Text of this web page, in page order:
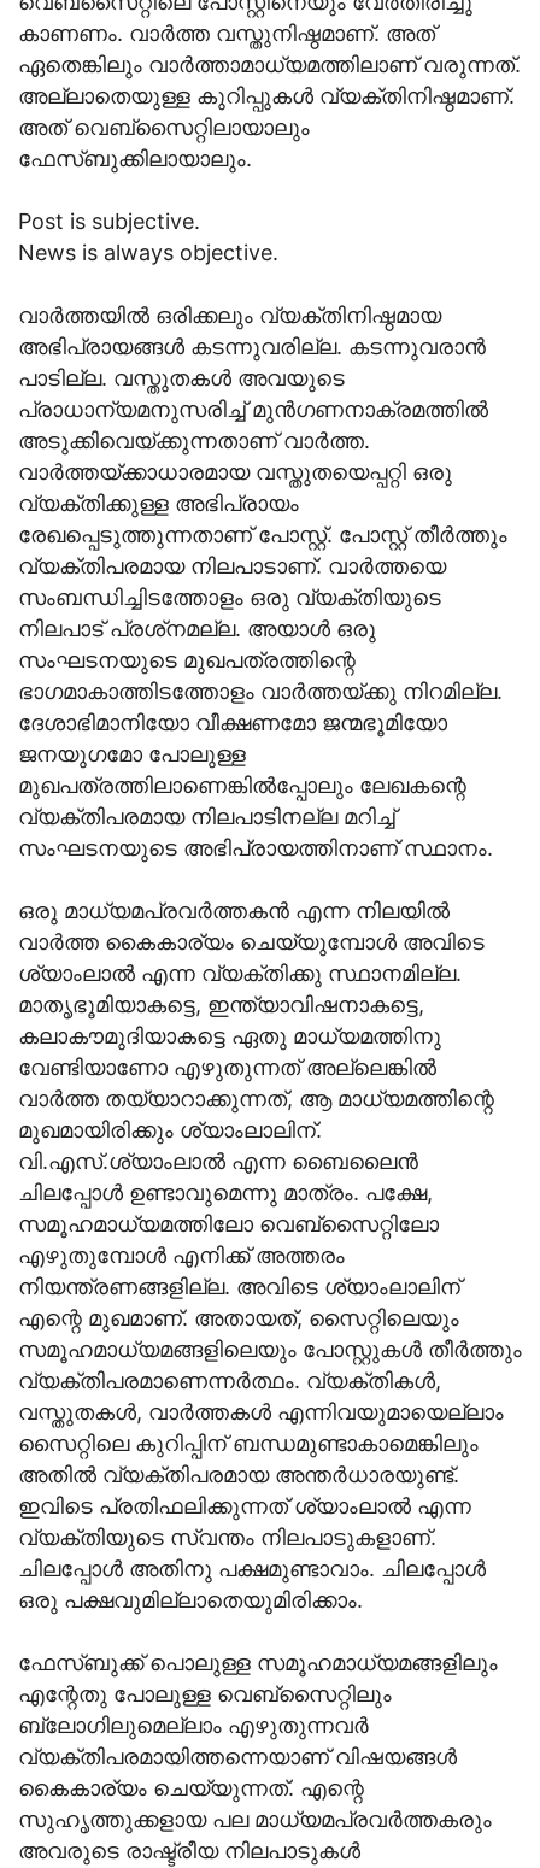
കാണണം. വാര്‍ത്ത വസ്തുനിഷ്ഠമാണ്. അത്
ഏതെങ്കിലും വാര്‍ത്താമാധ്യമത്തിലാണ് വരുന്നത്.
അല്ലാതെയുള്ള കുറിപ്പുകള്‍ വ്യക്തിനിഷ്ഠമാണ്.
അത് വെബ്‌സൈറ്റിലായാലും
ഫേസ്ബുക്കിലായാലും.
Post is subjective.
News is always objective.
വാര്‍ത്തയില്‍ ഒരിക്കലും വ്യക്തിനിഷ്ഠമായ
അഭിപ്രായങ്ങള്‍ കടന്നുവരില്ല. കടന്നുവരാന്‍
പാടില്ല. വസ്തുതകള്‍ അവയുടെ
പ്രാധാന്യമനുസരിച്ച് മുന്‍ഗണനാക്രമത്തില്‍
അടുക്കിവെയ്ക്കുന്നതാണ് വാര്‍ത്ത.
വാര്‍ത്തയ്ക്കാധാരമായ വസ്തുതയെപ്പറ്റി ഒരു
വ്യക്തിക്കുള്ള അഭിപ്രായം
രേഖപ്പെടുത്തുന്നതാണ് പോസ്റ്റ്. പോസ്റ്റ് തീര്‍ത്തും
വ്യക്തിപരമായ നിലപാടാണ്. വാര്‍ത്തയെ
സംബന്ധിച്ചിടത്തോളം ഒരു വ്യക്തിയുടെ
നിലപാട് പ്രശ്‌നമല്ല. അയാള്‍ ഒരു
സംഘടനയുടെ മുഖപത്രത്തിന്റെ
ഭാഗമാകാത്തിടത്തോളം വാര്‍ത്തയ്ക്കു നിറമില്ല.
ദേശാഭിമാനിയോ വീക്ഷണമോ ജന്മഭൂമിയോ
ജനയുഗമോ പോലുള്ള
മുഖപത്രത്തിലാണെങ്കില്‍പ്പോലും ലേഖകന്റെ
വ്യക്തിപരമായ നിലപാടിനല്ല മറിച്ച്
സംഘടനയുടെ അഭിപ്രായത്തിനാണ് സ്ഥാനം.
ഒരു മാധ്യമപ്രവര്‍ത്തകന്‍ എന്ന നിലയില്‍
വാര്‍ത്ത കൈകാര്യം ചെയ്യുമ്പോള്‍ അവിടെ
ശ്യാംലാല്‍ എന്ന വ്യക്തിക്കു സ്ഥാനമില്ല.
മാതൃഭൂമിയാകട്ടെ, ഇന്ത്യാവിഷനാകട്ടെ,
കലാകൗമുദിയാകട്ടെ ഏതു മാധ്യമത്തിനു
വേണ്ടിയാണോ എഴുതുന്നത് അല്ലെങ്കില്‍
വാര്‍ത്ത തയ്യാറാക്കുന്നത്, ആ മാധ്യമത്തിന്റെ
മുഖമായിരിക്കും ശ്യാംലാലിന്.
വി.എസ്.ശ്യാംലാല്‍ എന്ന ബൈലൈന്‍
ചിലപ്പോള്‍ ഉണ്ടാവുമെന്നു മാത്രം. പക്ഷേ,
സമൂഹമാധ്യമത്തിലോ വെബ്സൈറ്റിലോ
എഴുതുമ്പോള്‍ എനിക്ക് അത്തരം
നിയന്ത്രണങ്ങളില്ല. അവിടെ ശ്യാംലാലിന്
എന്റെ മുഖമാണ്. അതായത്, സൈറ്റിലെയും
സമൂഹമാധ്യമങ്ങളിലെയും പോസ്റ്റുകള്‍ തീര്‍ത്തും
വ്യക്തിപരമാണെന്നര്‍ത്ഥം. വ്യക്തികള്‍,
വസ്തുതകള്‍, വാര്‍ത്തകള്‍ എന്നിവയുമായെല്ലാം
സൈറ്റിലെ കുറിപ്പിന് ബന്ധമുണ്ടാകാമെങ്കിലും
അതില്‍ വ്യക്തിപരമായ അന്തര്‍ധാരയുണ്ട്.
ഇവിടെ പ്രതിഫലിക്കുന്നത് ശ്യാംലാല്‍ എന്ന
വ്യക്തിയുടെ സ്വന്തം നിലപാടുകളാണ്.
ചിലപ്പോള്‍ അതിനു പക്ഷമുണ്ടാവാം. ചിലപ്പോള്‍
ഒരു പക്ഷവുമില്ലാതെയുമിരിക്കാം.
ഫേസ്ബുക്ക് പൊലുള്ള സമൂഹമാധ്യമങ്ങളിലും
എന്റേതു പോലുള്ള വെബ്‌സൈറ്റിലും
ബ്ലോഗിലുമെല്ലാം എഴുതുന്നവര്‍
വ്യക്തിപരമായിത്തന്നെയാണ് വിഷയങ്ങള്‍
കൈകാര്യം ചെയ്യുന്നത്. എന്റെ
സുഹൃത്തുക്കളായ പല മാധ്യമപ്രവര്‍ത്തകരും
അവരുടെ രാഷ്ട്രീയ നിലപാടുകള്‍